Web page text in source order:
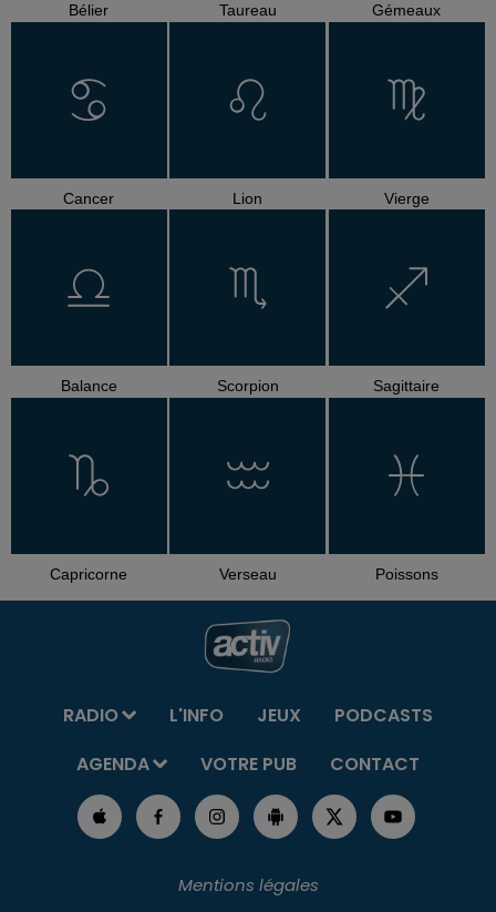
Bélier Taureau Gémeaux
Cancer Lion Vierge
Balance Scorpion Sagittaire
Capricorne Verseau Poissons
RADIO L'INFO JEUX
PODCASTS
AGENDA
VOTRE PUB CONTACT
Mentions légales